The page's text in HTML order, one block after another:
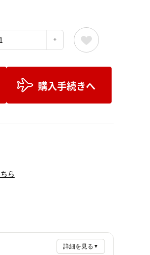
購入手続きへ
ら
詳細を見る ▼